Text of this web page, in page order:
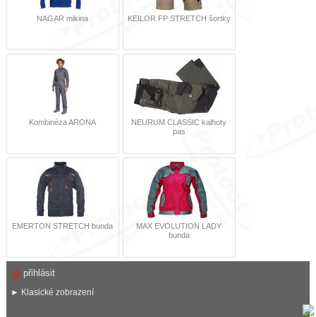
NAGAR mikina KEILOR FP STRETCH šortky
Kombinéza ARONA
NEURUM CLASSIC kalhoty
pas
EMERTON STRETCH bunda
MAX EVOLUTION LADY
bunda